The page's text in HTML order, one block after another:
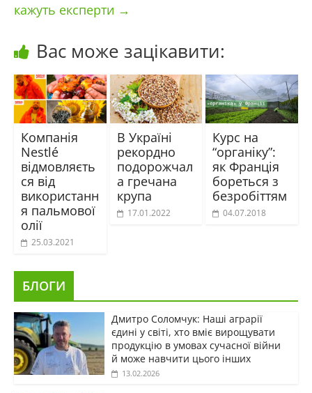
кажуть експерти →
Вас може зацікавити:
Компанія
Nestlé
відмовляєть
ся від
використанн
я пальмової
олії
25.03.2021
В Україні
рекордно
подорожчал
а гречана
крупа
17.01.2022
Курс на
“органіку”:
як Франція
бореться з
безробіттям
04.07.2018
БЛОГИ
Дмитро Соломчук: Наші аграрії
єдині у світі, хто вміє вирощувати
продукцію в умовах сучасної війни
й може навчити цього інших
13.02.2026